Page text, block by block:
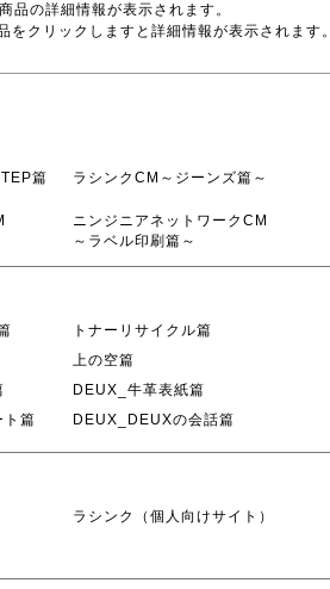
の詳細情報が表示されます。
クリックしますと詳細情報が表示されます。
篇
ラシンクCM～ジーンズ篇～
ニンジニアネットワークCM
～ラベル印刷篇～
トナーリサイクル篇
上の空篇
DEUX_牛革表紙篇
ト篇
DEUX_DEUXの会話篇
ラシンク（個人向けサイト）